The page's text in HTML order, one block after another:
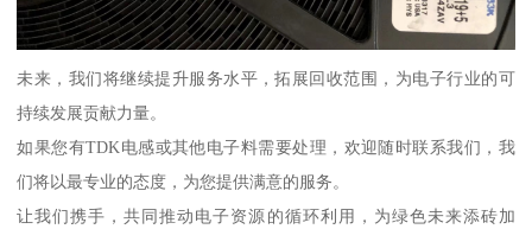
未来，我们将继续提升服务水平，拓展回收范围，为电子行业的可
持续发展贡献力量。
如果您有TDK电感或其他电子料需要处理，欢迎随时联系我们，我
们将以最专业的态度，为您提供满意的服务。
让我们携手，共同推动电子资源的循环利用，为绿色未来添砖加